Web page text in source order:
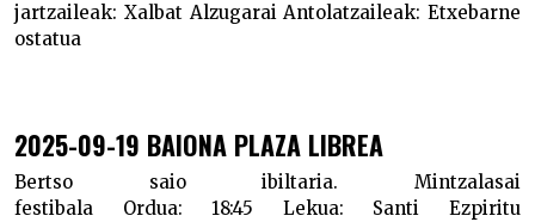
jartzaileak: Xalbat AlzugaraiAntolatzaileak: Etxebarne
ostatua
2025-09-19 BAIONA PLAZA LIBREA
Bertso saio ibiltaria. Mintzalasai
festibala
Ordua: 18:45 Lekua: Santi Ezpiritu